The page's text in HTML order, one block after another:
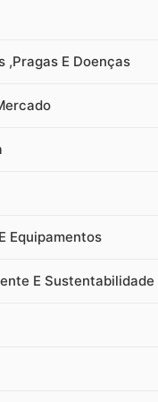
,Pragas E Doenças
Equipamentos
E Sustentabilidade